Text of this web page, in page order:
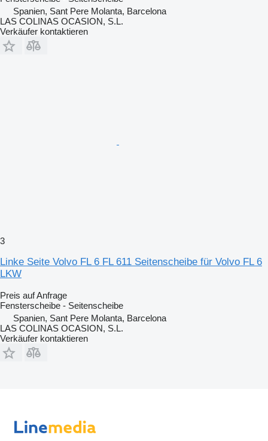
Spanien, Sant Pere Molanta, Barcelona
LAS COLINAS OCASION, S.L.
Verkäufer kontaktieren
3
Linke Seite Volvo FL 6 FL 611 Seitenscheibe für Volvo FL 6
LKW
Preis auf Anfrage
Fensterscheibe - Seitenscheibe
Spanien, Sant Pere Molanta, Barcelona
LAS COLINAS OCASION, S.L.
Verkäufer kontaktieren